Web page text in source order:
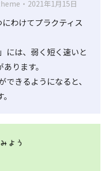
2021年1月15日
わけてプラクティス
には、弱く短く速いと
ります。
できるようになると、